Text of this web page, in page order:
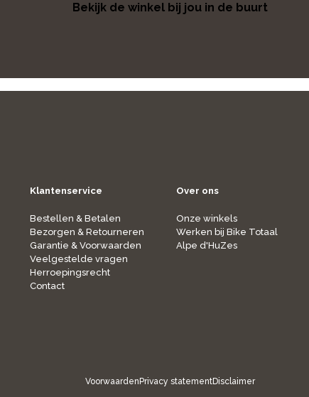
Bekijk de winkel bij jou in de buurt
Klantenservice
Bestellen & Betalen
Bezorgen & Retourneren
Garantie & Voorwaarden
Veelgestelde vragen
Herroepingsrecht
Contact
Over ons
Onze winkels
Werken bij Bike Totaal
Alpe d'HuZes
Voorwaarden Privacy statementDisclaimer